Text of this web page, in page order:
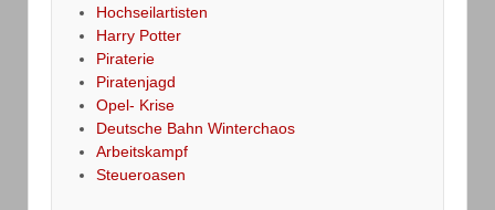
Hochseilartisten
Harry Potter
Piraterie
Piratenjagd
Opel- Krise
Deutsche Bahn Winterchaos
Arbeitskampf
Steueroasen